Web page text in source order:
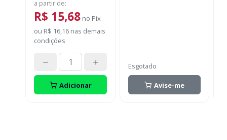
a partir de:
R$ 15,68 no Pix
ou R$ 16,16 nas demais
condições
Adicionar
Esgotado
Avise-me